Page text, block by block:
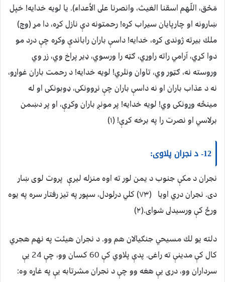
مَحْق، اللّهم اسقنا الغيث، وانصرنا على الأعداء‏)‏‏.‏ يا لويه خدايه! خپل
ښارونه او چارپايان سيراب كړه! رحمتونه دې نازل كړه، دا مړ (وچ)
ملك بيرته ژوندى كړه، خدايه! داسې باران راباندې وكړه چې درد مو
دوا كړي، آرامي راته راوړي، ګټه را ورسوي، ډير پراخ وي، زر وي
وروسته نه، ګټور وي، تاوان ونلري! لويه خدايه! د رحمت باران غواړو،
نه د عذاب باران او نه داسې باران چې نړوونكى، ډوبونكى او له
مينځه وړونكى وي! لويه خدايه! پر مونږ باران وكړې، او پر دښمن
برلاسي او نصرت را په برخه كړې! (١)
12- د نجران پلاوى:
نجران د مكې جنوب د يمن لور ته اوه منزله ليرې پروت لوى ښار
دى. نجران دري اويا (٧٣) كلي درلودل، سپور په تيز رفتار سره په يوه
ورځ كې ورسيدلى شواى.(٢)
دلته يو لك مسيحي جنګيالان هم وو. د نجران هيئت په نهم هجري
كال كې مدينې ته راغى. پدې پلاوي كې 60 كسان وو، چې 24 يې
سرداران وو، درى يې هغه وو چې د نجران مشرتابه يې په غاړه وه: